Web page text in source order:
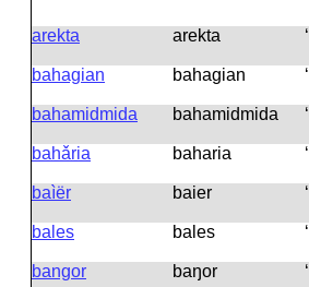
arekta
arekta
bahagian
bahagian
bahamidmida
bahamidmida
bahǎria
baharia
baìër
baier
bales
bales
bangor
baŋor